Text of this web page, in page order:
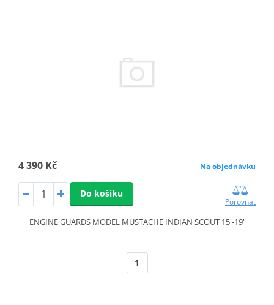
4 390 Kč Na objednávku
Do košíku
Porovnat
ENGINE GUARDS MODEL MUSTACHE INDIAN SCOUT 15'-19'
1